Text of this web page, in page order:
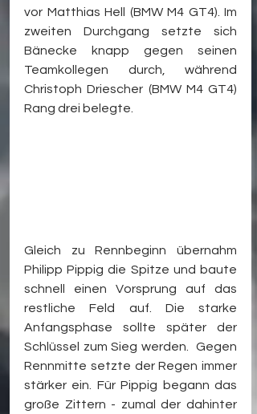
vor Matthias Hell (BMW M4 GT4). Im
zweiten Durchgang setzte sich
Bänecke knapp gegen seinen
Teamkollegen durch, während
Christoph Driescher (BMW M4 GT4)
Rang drei belegte.
Gleich zu Rennbeginn übernahm
Philipp Pippig die Spitze und baute
schnell einen Vorsprung auf das
restliche Feld auf. Die starke
Anfangsphase sollte später der
Schlüssel zum Sieg werden.  Gegen
Rennmitte setzte der Regen immer
stärker ein. Für Pippig begann das
große Zittern - zumal der dahinter